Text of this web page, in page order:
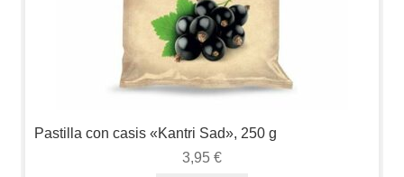
Pastilla con casis «Kantri Sad», 250 g
3,95 €